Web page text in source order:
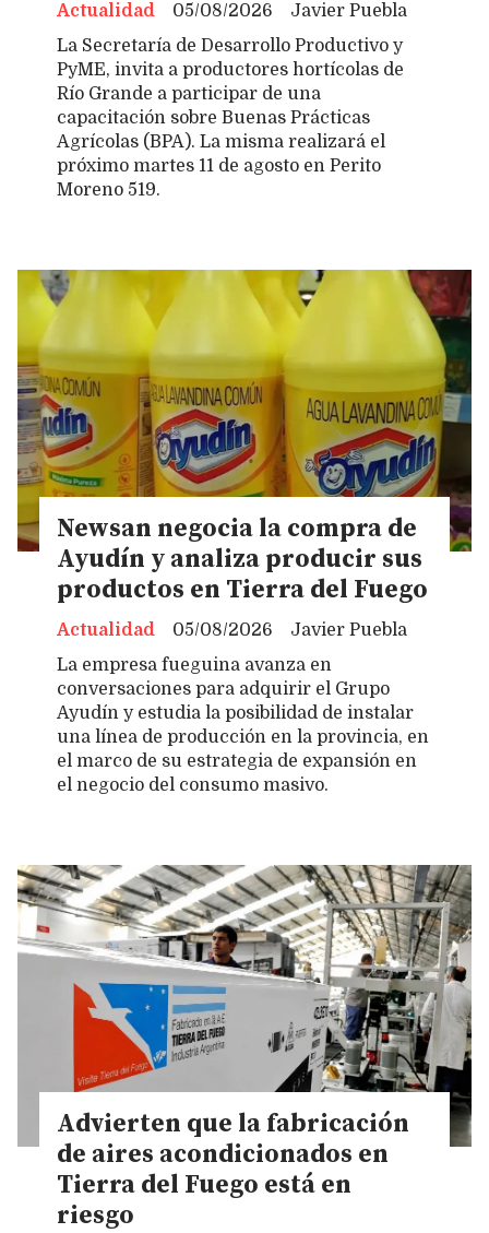
Javier Puebla
Actualidad
05/08/2026
La Secretaría de Desarrollo Productivo y
PyME, invita a productores hortícolas de
Río Grande a participar de una
capacitación sobre Buenas Prácticas
Agrícolas (BPA). La misma realizará el
próximo martes 11 de agosto en Perito
Moreno 519.
Newsan negocia la compra de
Ayudín y analiza producir sus
productos en Tierra del Fuego
Javier Puebla
Actualidad
05/08/2026
La empresa fueguina avanza en
conversaciones para adquirir el Grupo
Ayudín y estudia la posibilidad de instalar
una línea de producción en la provincia, en
el marco de su estrategia de expansión en
el negocio del consumo masivo.
Advierten que la fabricación
de aires acondicionados en
Tierra del Fuego está en
riesgo